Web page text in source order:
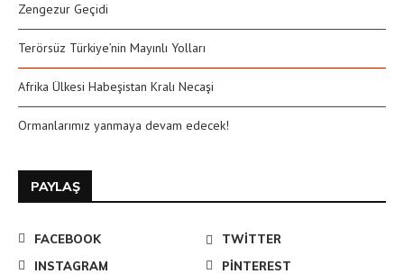
Zengezur Geçidi
Terörsüz Türkiye’nin Mayınlı Yolları
Afrika Ülkesi Habeşistan Kralı Necaşi
Ormanlarımız yanmaya devam edecek!
PAYLAŞ
FACEBOOK
TWITTER
INSTAGRAM
PINTEREST